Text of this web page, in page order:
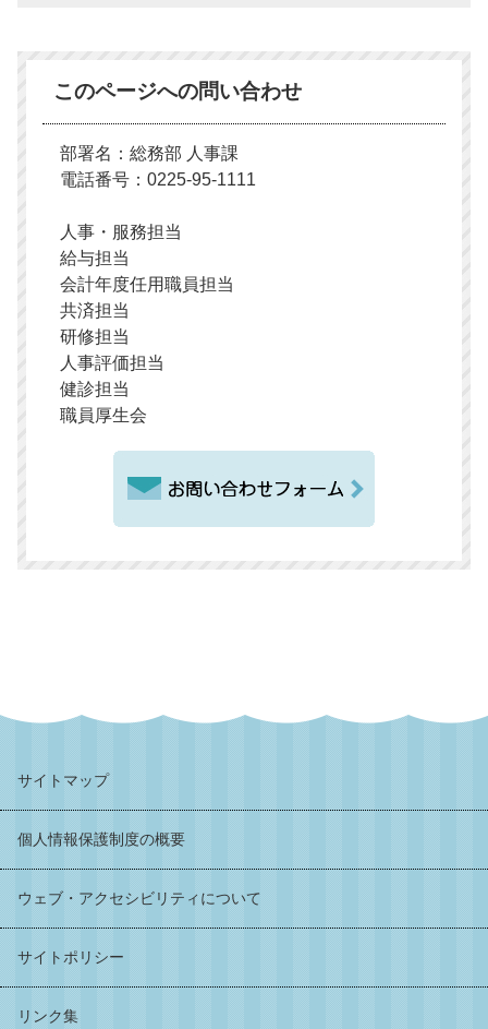
このページへの問い合わせ
部署名：総務部 人事課
電話番号：0225-95-1111
人事・服務担当
給与担当
会計年度任用職員担当
共済担当
研修担当
人事評価担当
健診担当
職員厚生会
サイトマップ
個人情報保護制度の概要
ウェブ・アクセシビリティについて
サイトポリシー
リンク集